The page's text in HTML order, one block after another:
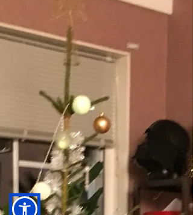
Skitkänslor. De är så ivägen fastän
de måste få vara.